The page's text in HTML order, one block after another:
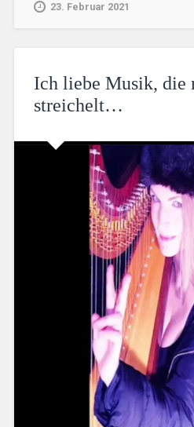
23. Februar 2021
Ich liebe Musik, die
streichelt…